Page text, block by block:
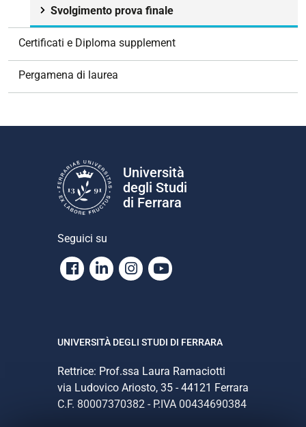
Svolgimento prova finale
Certificati e Diploma supplement
Pergamena di laurea
Università
degli Studi
di Ferrara
Seguici su
Facebook
LinkedinInstagram
Youtube
UNIVERSITÀ DEGLI STUDI DI FERRARA
Rettrice: Prof.ssa Laura Ramaciotti
via Ludovico Ariosto, 35 - 44121 Ferrara
C.F. 80007370382 - P.IVA 00434690384